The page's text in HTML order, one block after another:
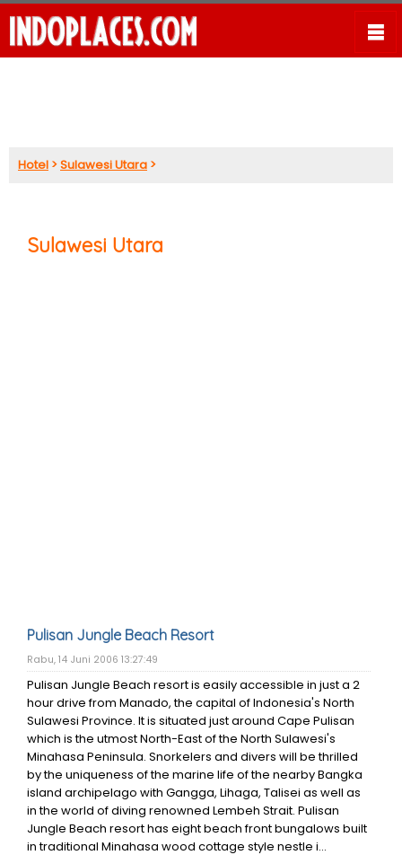
Hotel >Sulawesi Utara >
Sulawesi Utara
Pulisan Jungle Beach Resort
Rabu, 14 Juni 2006 13:27:49
Pulisan Jungle Beach resort is easily accessible in just a 2
hour drive from Manado, the capital of Indonesia's North
Sulawesi Province. It is situated just around Cape Pulisan
which is the utmost North-East of the North Sulawesi's
Minahasa Peninsula. Snorkelers and divers will be thrilled
by the uniqueness of the marine life of the nearby Bangka
island archipelago with Gangga, Lihaga, Talisei as well as
in the world of diving renowned Lembeh Strait. Pulisan
Jungle Beach resort has eight beach front bungalows built
in traditional Minahasa wood cottage style nestle i...